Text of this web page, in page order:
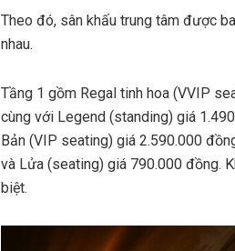
Theo đó, sân khấu trung tâm được
nhau.
Tầng 1 gồm Regal tinh hoa (VVIP
cùng với Legend (standing) giá
Bản (VIP seating) giá 2.590.000
và Lửa (seating) giá 790.000 đồng.
biệt.